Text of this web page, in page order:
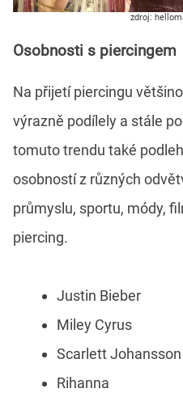
zdroj:
Osobnosti s piercingem
Na přijetí piercingu
výrazně podílely a stále
tomuto trendu také
osobností z různých
průmyslu, sportu, módy,
piercing.
Justin Bieber
Miley Cyrus
Scarlett Johansson
Rihanna